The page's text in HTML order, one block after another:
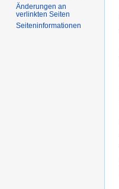
Änderungen an
verlinkten Seiten
Seiten­­informationen